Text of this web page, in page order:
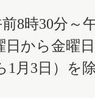
8時30分～
日から金曜
1月3日）を